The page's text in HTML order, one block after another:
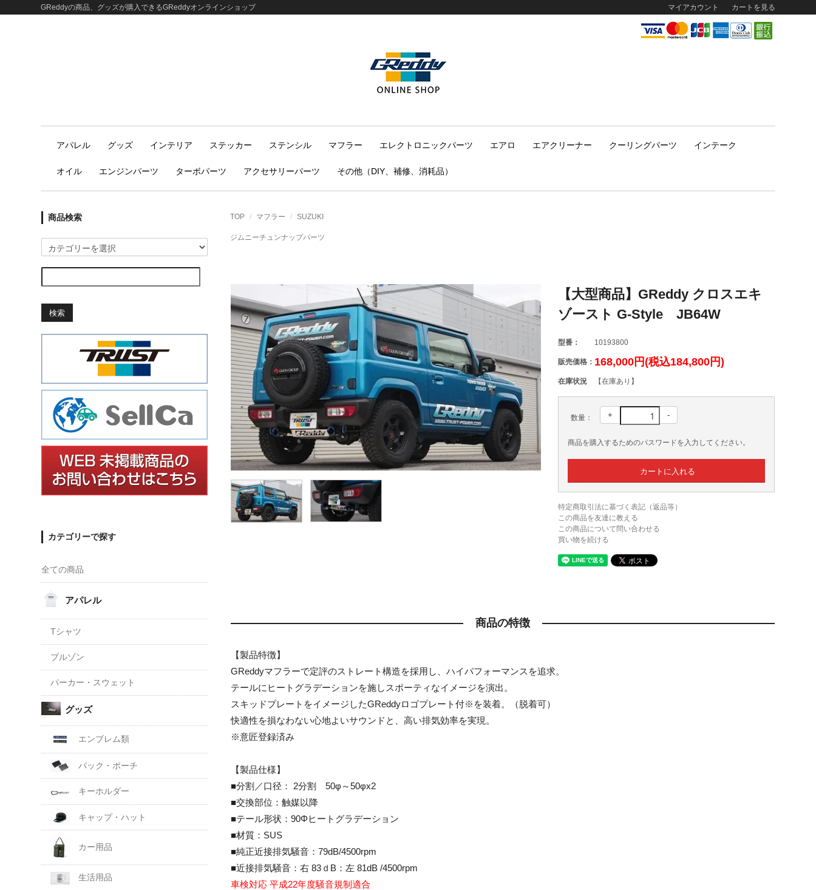
GReddyの商品、グッズが購入できるGReddyオンラインショップ マイアカウント カートを見る
アパレル グッズ インテリア ステッカー ステンシル マフラー エレクトロニックパーツ エアロ エアクリーナー クーリングパーツ インテーク
オイル エンジンパーツ ターボパーツ アクセサリーパーツ その他（DIY、補修、消耗品）
TOP マフラー SUZUKI
ジムニーチュンナップパーツ
【大型商品】GReddy クロスエキ
ゾースト G-Style JB64W
型番： 10193800
販売価格： 168,000円(税込184,800円)
在庫状況 【在庫あり】
数量： + -
商品を購入するためのパスワードを入力してください。
特定商取引法に基づく表記（返品等）
この商品を友達に教える
この商品について問い合わせる
買い物を続ける
商品の特徴
【製品特徴】
GReddyマフラーで定評のストレート構造を採用し、ハイパフォーマンスを追求。
テールにヒートグラデーションを施しスポーティなイメージを演出。
スキッドプレートをイメージしたGReddyロゴプレート付※を装着。（脱着可）
快適性を損なわない心地よいサウンドと、高い排気効率を実現。
※意匠登録済み
【製品仕様】
■分割／口径： 2分割 50φ～50φx2
■交換部位：触媒以降
■テール形状：90Φヒートグラデーション
■材質：SUS
■純正近接排気騒音：79dB/4500rpm
■近接排気騒音：右 83ｄB：左 81dB /4500rpm
車検対応 平成22年度騒音規制適合
商品検索
検索
カテゴリーで探す
全ての商品
アパレル
Tシャツ
ブルゾン
パーカー・スウェット
グッズ
エンブレム類
バック・ポーチ
キーホルダー
キャップ・ハット
カー用品
生活用品